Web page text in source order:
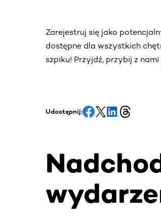
Zarejestruj się jako
dostępne dla wszystkich
szpiku! Przyjdź, przybij z
Udostępnij: